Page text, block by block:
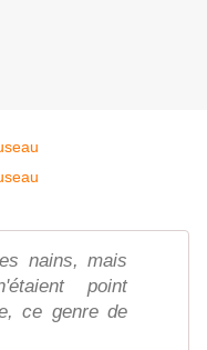
nains, mais
point
ce genre de